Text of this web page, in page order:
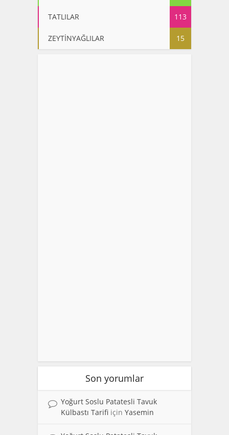
TATLILAR 113
ZEYTİNYAĞLILAR 15
Son yorumlar
Yoğurt Soslu Patatesli Tavuk
Külbastı Tarifi için Yasemin